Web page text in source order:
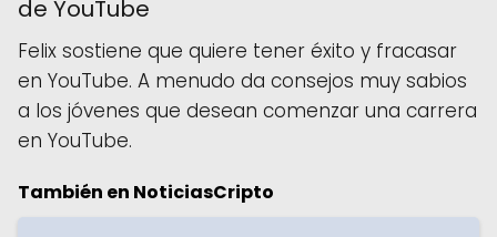
de YouTube
Felix sostiene que quiere tener éxito y fracasar
en YouTube. A menudo da consejos muy sabios
a los jóvenes que desean comenzar una carrera
en YouTube.
También en NoticiasCripto